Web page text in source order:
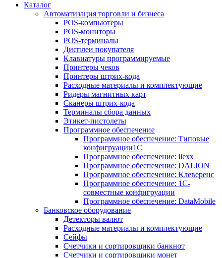
Каталог
Автоматизация торговли и бизнеса
POS-компьютеры
POS-мониторы
POS-терминалы
Дисплеи покупателя
Клавиатуры программируемые
Принтеры чеков
Принтеры штрих-кода
Расходные материалы и комплектующие
Ридеры магнитных карт
Сканеры штрих-кода
Терминалы сбора данных
Этикет-пистолеты
Программное обеспечение
Программное обеспечение: Типовые
конфигруации1С
Программное обеспечение: ilexx
Программное обеспечение: DALION
Программное обеспечение: Клеверенс
Программное обеспечение: 1С-
совместные конфигруации
Программное обеспечение: DataMobile
Банковское оборудование
Детекторы валют
Расходные материалы и комплектующие
Сейфы
Счетчики и сортировщики банкнот
Счетчики и сортировщики монет